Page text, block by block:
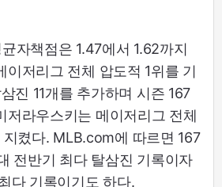
자책점은 1.47에서 1.62까지
이저리그 전체 압도적 1위를 기
진 11개를 추가하며 시즌 167
저라우스키는 메이저리그 전체
지켰다. MLB.com에 따르면 167
전반기 최다 탈삼진 기록이자
다 기록이기도 하다.